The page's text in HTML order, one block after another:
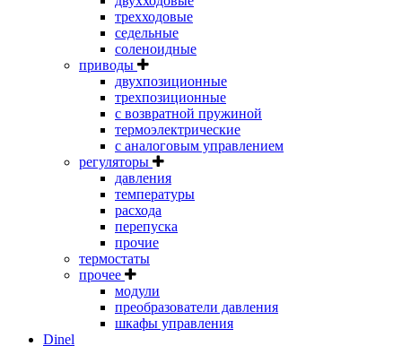
трехходовые
седельные
соленоидные
приводы
двухпозиционные
трехпозиционные
с возвратной пружиной
термоэлектрические
с аналоговым управлением
регуляторы
давления
температуры
расхода
перепуска
прочие
термостаты
прочее
модули
преобразователи давления
шкафы управления
Dinel